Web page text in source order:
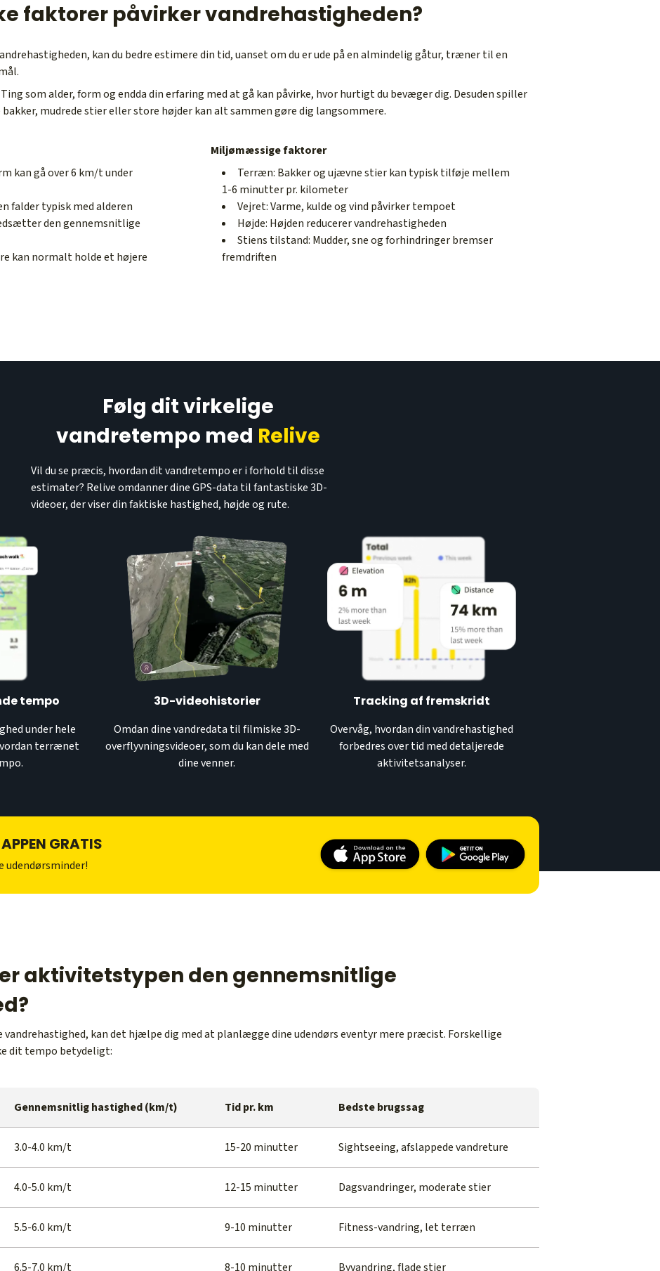
faktorer påvirker vandrehastigheden?
kan du bedre estimere din tid, uanset om du er ude på en almindelig gåtur, træner til en
som alder, form og endda din erfaring med at gå kan påvirke, hvor hurtigt du bevæger dig. Desuden spiller
mudrede stier eller store højder kan alt sammen gøre dig langsommere.
kan gå over 6 km/t under
falder typisk med alderen
den gennemsnitlige
kan normalt holde et højere
Miljømæssige faktorer
Terræn: Bakker og ujævne stier kan typisk tilføje mellem
1-6 minutter pr. kilometer
Vejret: Varme, kulde og vind påvirker tempoet
Højde: Højden reducerer vandrehastigheden
Stiens tilstand: Mudder, sne og forhindringer bremser
fremdriften
Følg dit virkelige
vandretempo med Relive
Vil du se præcis, hvordan dit vandretempo er i forhold til disse
estimater? Relive omdanner dine GPS-data til fantastiske 3D-
videoer, der viser din faktiske hastighed, højde og rute.
tempo
under hele
terrænet
3D-videohistorier
Omdan dine vandredata til filmiske 3D-
overflyvningsvideoer, som du kan dele med
dine venner.
Tracking af fremskridt
Overvåg, hvordan din vandrehastighed
forbedres over tid med detaljerede
aktivitetsanalyser.
GRATIS
udendørsminder!
aktivitetstypen den gennemsnitlige
kan det hjælpe dig med at planlægge dine udendørs eventyr mere præcist. Forskellige
dit tempo betydeligt:
Gennemsnitlig hastighed (km/t) Tid pr. km Bedste brugssag
3.0-4.0 km/t 15-20 minutter Sightseeing, afslappede vandreture
4.0-5.0 km/t 12-15 minutter Dagsvandringer, moderate stier
5.5-6.0 km/t 9-10 minutter Fitness-vandring, let terræn
6.5-7.0 km/t 8-10 minutter Byvandring, flade stier